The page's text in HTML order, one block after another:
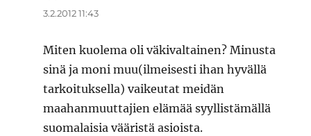
3.2.2012 11:43
Miten kuolema oli väkivaltainen? Minusta
sinä ja moni muu(ilmeisesti ihan hyvällä
tarkoituksella) vaikeutat meidän
maahanmuuttajien elämää syyllistämällä
suomalaisia vääristä asioista.